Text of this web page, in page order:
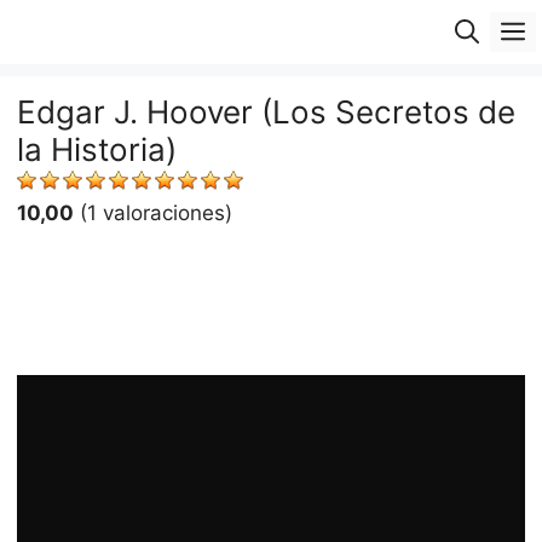
Edgar J. Hoover (Los Secretos de
la Historia)
10,00 (1 valoraciones)